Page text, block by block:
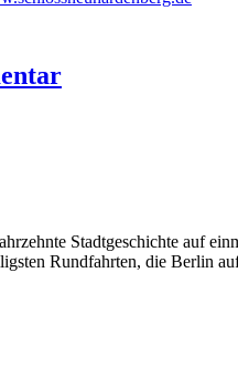
Stadtgeschichte auf
Rundfahrten, die Berlin